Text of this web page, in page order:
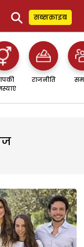
⚲ सब्सक्राइब
राजनीति